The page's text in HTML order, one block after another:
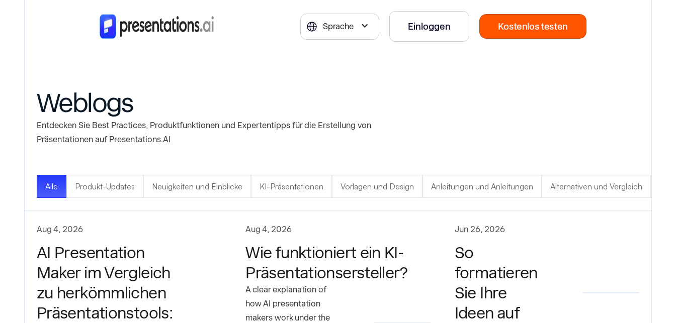
Sprache Einloggen Kostenlos testen
Weblogs
Entdecken Sie Best Practices, Produktfunktionen und Expertentipps für die Erstellung von
Präsentationen auf Presentations.AI
Alle Produkt-Updates Neuigkeiten und Einblicke KI-Präsentationen Vorlagen und Design Anleitungen und Anleitungen Alternativen und Vergleich
Aug 4, 2026
AI Presentation
Maker im Vergleich
zu herkömmlichen
Präsentationstools:
Aug 4, 2026
Wie funktioniert ein KI-
Präsentationsersteller?
A clear explanation of
how AI presentation
makers work under the
Jun 26, 2026
So
formatieren
Sie Ihre
Ideen auf